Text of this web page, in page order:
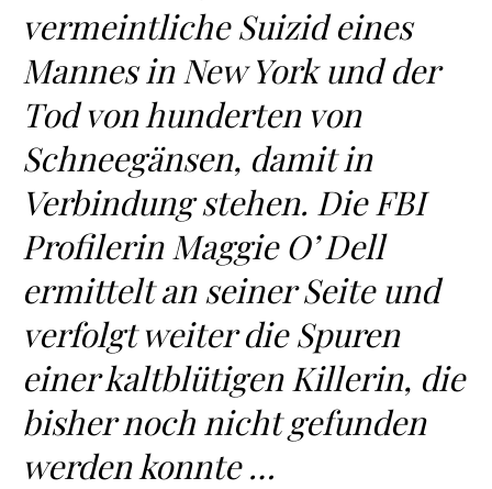
vermeintliche Suizid eines
Mannes in New York und der
Tod von hunderten von
Schneegänsen, damit in
Verbindung stehen. Die FBI
Profilerin Maggie O’ Dell
ermittelt an seiner Seite und
verfolgt weiter die Spuren
einer kaltblütigen Killerin, die
bisher noch nicht gefunden
werden konnte …